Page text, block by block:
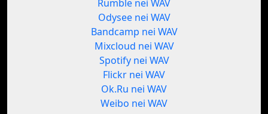
Rumble nei WAV
Odysee nei WAV
Bandcamp nei WAV
Mixcloud nei WAV
Spotify nei WAV
Flickr nei WAV
Ok.Ru nei WAV
Weibo nei WAV